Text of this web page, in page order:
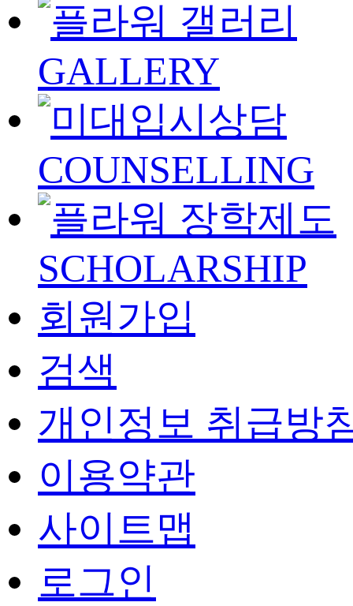
GALLERY
COUNSELLING
SCHOLARSHIP
회원가입
검색
개인정보 취급방
이용약관
사이트맵
로그인